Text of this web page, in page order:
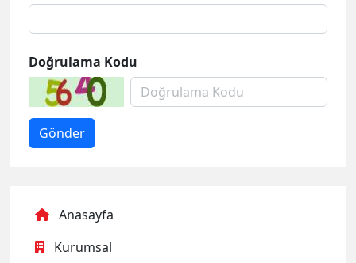
Doğrulama Kodu
Anasayfa
Kurumsal